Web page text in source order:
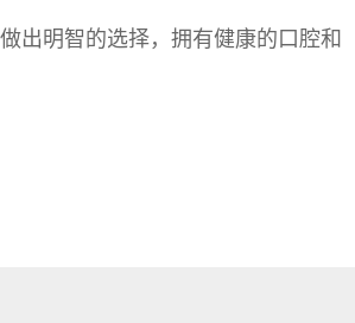
出明智的选择，拥有健康的口腔和